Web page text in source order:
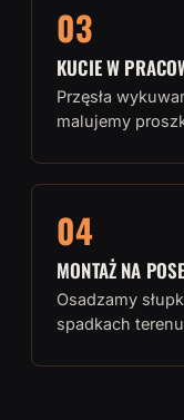
03
KUCIE W
Przęsła
malujemy
04
MONTAŻ NA
Osadzamy
spadkach